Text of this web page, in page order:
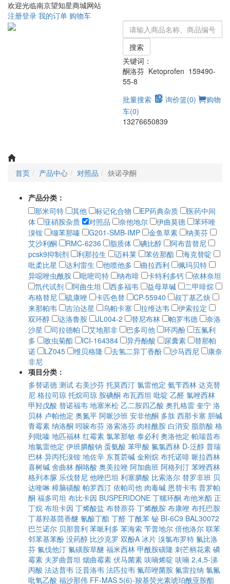
欢迎光临南京望知星商城网站
注册登录 我的订单 购物车
搜索
关键词：
酮洛芬 Ketoprofen 159490-
55-8
批量搜索
询价篮(0)
购物
车(0)
13276650839
首页 产品中心 对照品 炔诺孕酮
产品分类：
那米司特
其他 标记化合物 EP药典杂质
医药中间
体
亚硝胺杂质 对照品 奈他地尔 伊曲莫德
苯环喹
溴铵
缬苯那嗪 G201-SMB-IMP 金鱼草素
纳美芬
艾沙利酮
RMC-6236 脂质体 碘比醇
阿布昔替尼
pcsk9抑制剂
利那拉生 迈科莱 苯佐那酯
海克替啶
吡柔比星
达利雷生 他喷他多 曲拉西利
佩玛贝特
异噁唑虫酰胺
吡嘧司特 纳布啡 卡特利多钙
依林奈坦
氘代试剂
阿曲生坦 西多福韦 益母草碱
二甲啡烷
布格替尼
硫康唑 卡匹色替 CP-55940
叔丁基乙炔
来那帕韦
吉泊达星 乌帕卡塞 拉维达韦
伊索拉定
双环醇
达洛鲁胺 JL004-2 替尼布林 帕罗韦德
奈洛
沙星
司拉德帕 艾地那非 巴多司他 环丙酚
五氟利
多
敌虫菊酯 ICI-164384 异丹酚酸 尿囊素
替那帕
诺
LZ045 维贝格隆 去氢二异丁香酚 沙马西尼
康奈
非尼
项目分类：
多替诺德 测试 右美沙芬 托莫西汀 氯雷他定 氨苄西林 达克替
尼 格拉司琼 托烷司琼 胺碘酮 布瓦西坦 吡啶 乙醛 氯唑西林
甲羟戊酸 替诺福韦 地塞米松 乙二胺四乙酸 奥扎格雷 奎宁 洛
贝林 卢帕他定 奥氮平 阿哌沙班 安非他酮 多肽 西那卡塞 胆碱
青霉素 纳洛酮 吲哚布芬 洛索洛芬 肉桂酰胺 白消安 脂肪酸 格
列吡嗪 地匹福林 红霉素 氯苯那敏 泰必利 奥洛他定 帕瑞昔布
地氯雷他定 伊班膦酸钠 蛋氨酸 苯甲酸 氟氯西林 D-泛醇 普瑞
巴林 异丙托溴铵 地佐辛 东莨菪碱 金刚烷 布托诺啡 哌拉西林
喜树碱 舍曲林 酮咯酸 奥美拉唑 阿加曲班 阿格列汀 苯唑西林
格列本脲 乐伐替尼 他唑巴坦 利塞膦酸 比索洛尔 替罗非班 贝
达喹啉 樟脑磺酸 帕罗西汀 依帕司他 肉毒碱 恩替卡韦 普罗帕
酮 福多司坦 布比卡因 BUSPERIDONE 丁螺环酮 布他米酯 正
丁烷 布坦卡因 丁烯酸盐 布替萘芬 丁烯酰胺 布康唑 布托巴胺
丁基羟基茴香醚 氰酸丁酯 丁醛 丁酰苯 铋 BI-6C9 BAL30072
巴兰诺尔 贝那普利 苯哌利多 苯海索 苄普地尔 倍他洛尔 联苯
邻苯基苯酚 没药醇 比沙克罗 双酚A 冰片 溴氯布罗特 氟比洛
芬 氟伐他汀 氟磺胺草醚 福米西林 甲酰胺磺隆 刺芒柄花素 磷
霉素 夫罗曲普坦 烟曲霉素 伏马菌素 呋喃烯啶 呋喃 2,4,5-涕
丙酸 法达普韦 泛昔洛韦 法匹拉韦 氟茚唑菌胺 氟雷拉纳 氯氟
吡氧乙酸 福沙那伟 FF-MAS 5(6)-羧基荧光素琥珀酰亚胺酯